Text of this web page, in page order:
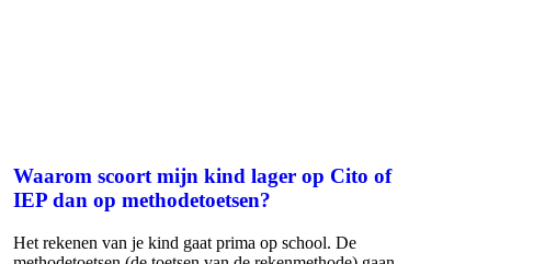
Waarom scoort mijn kind lager op Cito of
IEP dan op methodetoetsen?
Het rekenen van je kind gaat prima op school. De